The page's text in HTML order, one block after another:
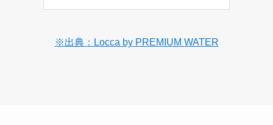
※出典：Locca by PREMIUM WATER